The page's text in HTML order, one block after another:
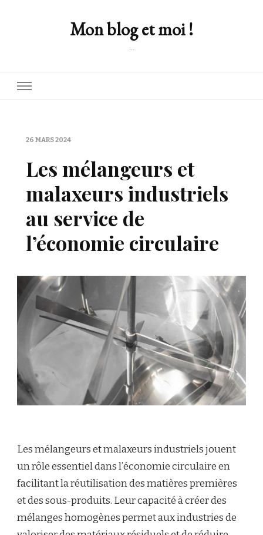
Mon blog et moi !
…
26 MARS 2024
Les mélangeurs et
malaxeurs industriels
au service de
l’économie circulaire
Les mélangeurs et malaxeurs industriels jouent
un rôle essentiel dans l’économie circulaire en
facilitant la réutilisation des matières premières
et des sous-produits. Leur capacité à créer des
mélanges homogènes permet aux industries de